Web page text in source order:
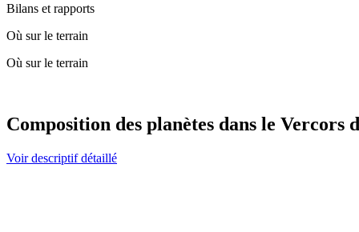
Bilans et rapports
Où sur le terrain
Où sur le terrain
Composition des planètes dans le Vercors
Voir descriptif détaillé